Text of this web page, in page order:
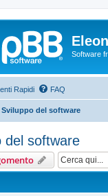
Software
Rapidi FAQ
Sviluppo del software
del software